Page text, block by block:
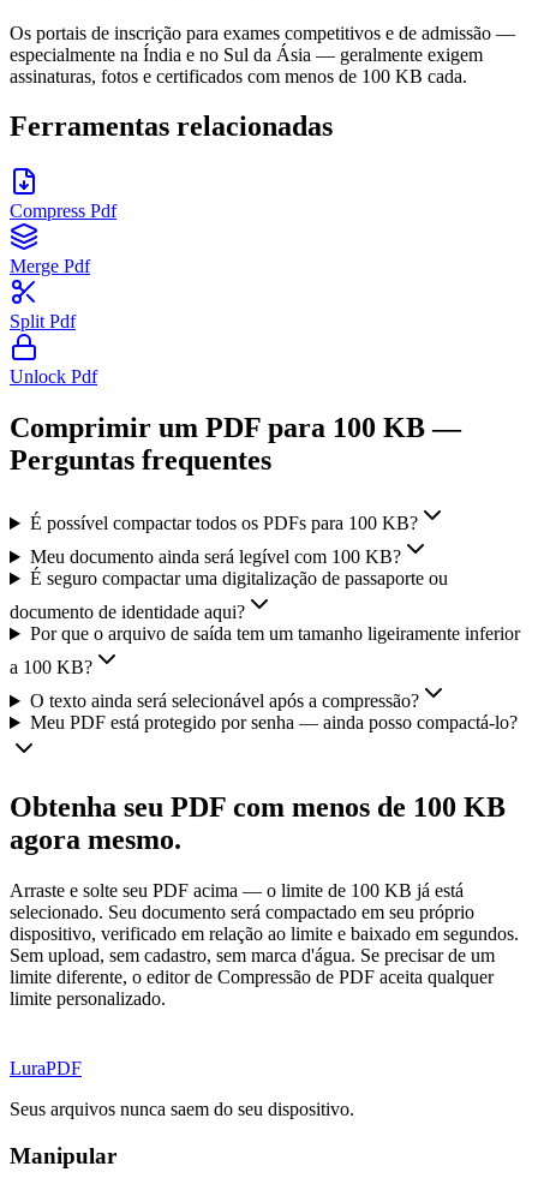
Os portais de inscrição para exames competitivos e de admissão —
especialmente na Índia e no Sul da Ásia — geralmente exigem
assinaturas, fotos e certificados com menos de 100 KB cada.
Ferramentas relacionadas
Compress Pdf
Merge Pdf
Split Pdf
Unlock Pdf
Comprimir um PDF para 100 KB —
Perguntas frequentes
É possível compactar todos os PDFs para 100 KB?
Meu documento ainda será legível com 100 KB?
É seguro compactar uma digitalização de passaporte ou
documento de identidade aqui?
Por que o arquivo de saída tem um tamanho ligeiramente inferior
a 100 KB?
O texto ainda será selecionável após a compressão?
Meu PDF está protegido por senha — ainda posso compactá-lo?
Obtenha seu PDF com menos de 100 KB
agora mesmo.
Arraste e solte seu PDF acima — o limite de 100 KB já está
selecionado. Seu documento será compactado em seu próprio
dispositivo, verificado em relação ao limite e baixado em segundos.
Sem upload, sem cadastro, sem marca d'água. Se precisar de um
limite diferente, o editor de Compressão de PDF aceita qualquer
limite personalizado.
LuraPDF
Seus arquivos nunca saem do seu dispositivo.
Manipular